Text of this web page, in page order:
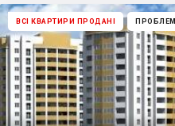
ВСІ КВАРТИРИ ПРОДАНІ